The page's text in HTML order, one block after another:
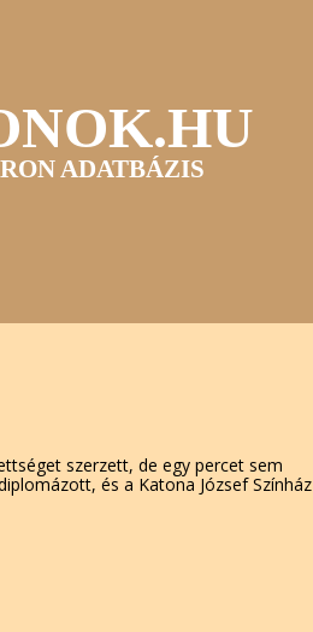
ADATBÁZIS
szerzett, de egy percet sem
és a Katona József Színház